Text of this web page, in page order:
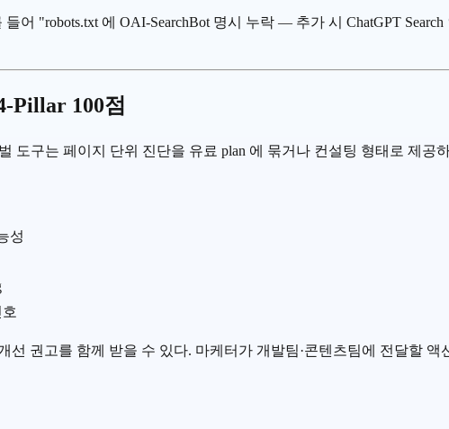
어 "robots.txt 에 OAI-SearchBot 명시 누락 — 추가 시 ChatGPT
Pillar 100점
도구는 페이지 단위 진단을 유료 plan 에 묶거나 컨설팅 형태로 제공
성
선 권고를 함께 받을 수 있다. 마케터가 개발팀·콘텐츠팀에 전달할 액